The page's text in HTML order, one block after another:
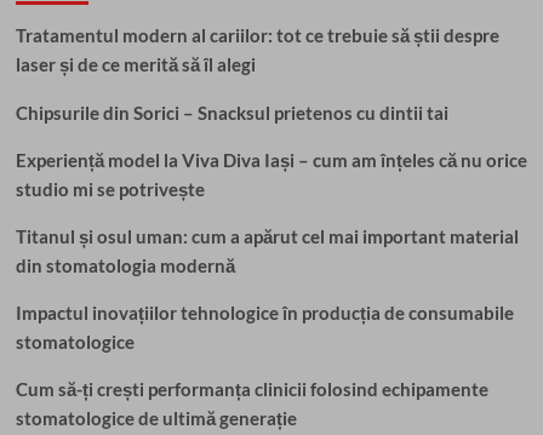
Tratamentul modern al cariilor: tot ce trebuie să știi despre
laser și de ce merită să îl alegi
Chipsurile din Sorici – Snacksul prietenos cu dintii tai
Experiență model la Viva Diva Iași – cum am înțeles că nu orice
studio mi se potrivește
Titanul și osul uman: cum a apărut cel mai important material
din stomatologia modernă
Impactul inovațiilor tehnologice în producția de consumabile
stomatologice
Cum să-ți crești performanța clinicii folosind echipamente
stomatologice de ultimă generație